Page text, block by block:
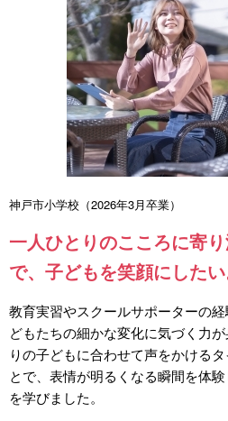
神戸市小学校（2026年3月卒業）
一人ひとりのこころに寄
で、子どもを笑顔にしたい
教育実習やスクールサポーターの
どもたちの細かな変化に気づく力
りの子どもに合わせて声をかける
とで、表情が明るくなる瞬間を体
を学びました。